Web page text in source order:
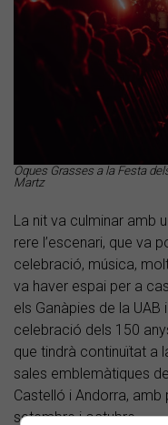
Oques Grasses a la Festa
Martz
La nit va culminar amb
rere l’escenari, que va
celebració, música,
va haver espai per a
els Ganàpies de la UAB
celebració dels 150
que tindrà continuïtat a
sales emblemàtiques
Castelló i Andorra,
setembre i octubre.